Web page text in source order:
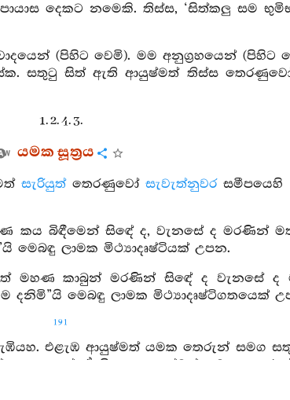
දෙකට නමෙකි. තිස්ස, ‘සිත්කලු සම
(පිහිට වෙමි). මම අනුග්‍රහයෙන් (පිහිට
සතුටු සිත් ඇති ආයුෂ්මත් තිස්ස
1. 2. 4. 3.
යමක සූත්‍රය
සැරියුත්තෙරණුවෝසැවැත්නුවරසමීපයෙහි
කය බිඳීමෙන් සිඳේ ද, වැනසේ ද මරණින්
ලාමක මිථ්‍යාදෘෂ්ටියක් උපන.
මහණ කාබුන් මරණින් සිඳේ ද වැනසේ
මෙබඳු ලාමක මිථ්‍යාදෘෂ්ටිගතයෙක්
191
එළැඹ ආයුෂ්මත් යමක තෙරුන් සමග
හුන් ඒ භික්‍ෂූහු ආයුෂ්මත් යමක